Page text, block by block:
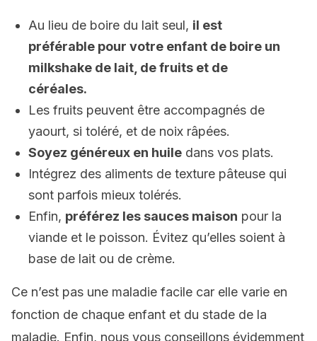
Au lieu de boire du lait seul, il est
préférable pour votre enfant de boire un
milkshake de lait, de fruits et de
céréales.
Les fruits peuvent être accompagnés de
yaourt, si toléré, et de noix râpées.
Soyez généreux en huile dans vos plats.
Intégrez des aliments de texture pâteuse qui
sont parfois mieux tolérés.
Enfin, préférez les sauces maison pour la
viande et le poisson. Évitez qu’elles soient à
base de lait ou de crème.
Ce n’est pas une maladie facile car elle varie en
fonction de chaque enfant et du stade de la
maladie. Enfin, nous vous conseillons évidemment